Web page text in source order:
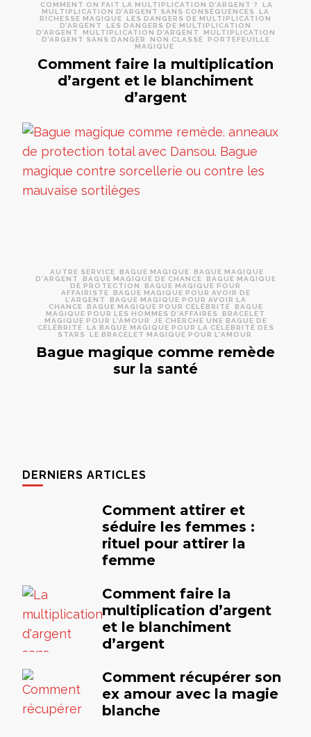
COMMENT ON FAIT LA MULTIPLICATION D’ARGENT ?
LA
MULTIPLICATION D’ARGENT SANS CONSÉQUENCES
LA
RICHESSE MAGIQUE
LES DANGERS DE MULTIPLICATION
D’ARGENT
LES DANGERS DE MULTIPLICATION
D’ARGENT
MULTIPLICATION D’ARGENT
MULTIPLICATION
D’ARGENT SANS DANGER
NON CLASSÉ
PORTEFEUILLE
MAGIQUE
Comment faire la multiplication
d’argent et le blanchiment
d’argent
AUTRE SERVICE BAGUE MAGIQUE
BAGUE MAGIQUE
D'ARGENT
BAGUE MAGIQUE DE CHANCE
BAGUE MAGIQUE
DE PROTECTION
BAGUE MAGIQUE POUR
AFFAIRISTE
BAGUE MAGIQUE POUR AVOIR DE
L’ARGENT
BAGUE MAGIQUE POUR AVOIR LA
CHANCE
BAGUE MAGIQUE POUR CÉLÉBRITÉ
BAGUE
MAGIQUE POUR LES HOMMES D'AFFAIRES
BRACELET
MAGIQUE POUR L'AMOUR
JE CHERCHE UNE BAGUE DE
CÉLÉBRITÉ
LA BAGUE MAGIQUE POUR LA CÉLÉBRITÉ DES
STARS
LE BRACELET MAGIQUE POUR L'AMOUR
Bague magique comme remède
sur la santé
DERNIERS ARTICLES
Comment attirer et
séduire les femmes :
rituel pour attirer la
femme
Comment faire la
multiplication d’argent
et le blanchiment
d’argent
Comment récupérer son
ex amour avec la magie
blanche